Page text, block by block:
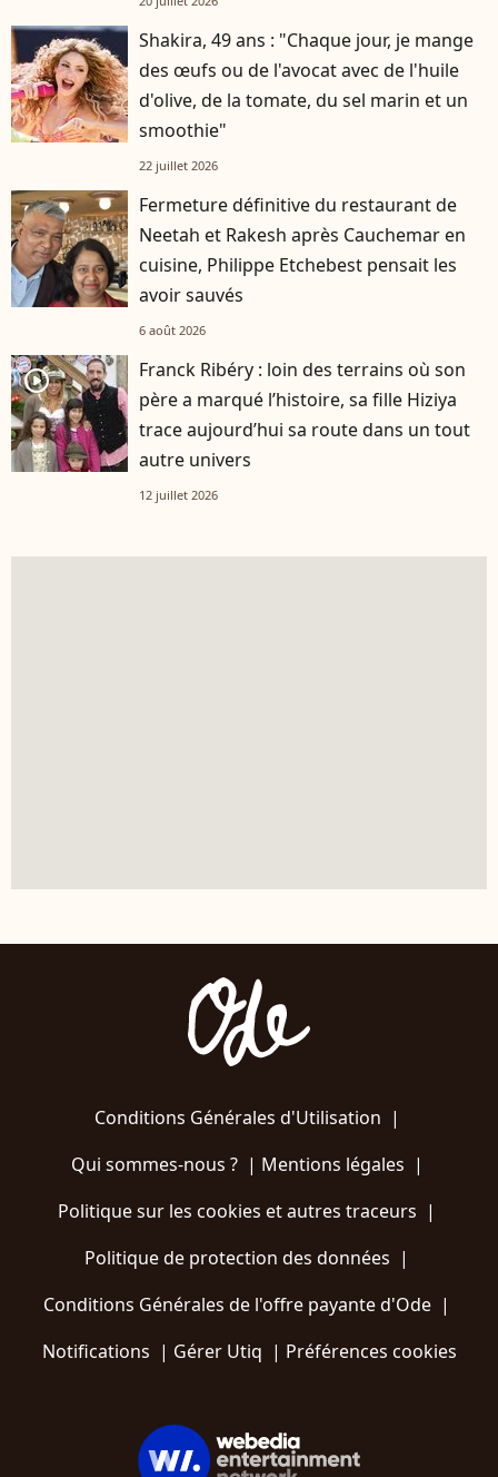
Shakira, 49 ans : "Chaque jour, je mange
des œufs ou de l'avocat avec de l'huile
d'olive, de la tomate, du sel marin et un
smoothie"
22 juillet 2026
Fermeture définitive du restaurant de
Neetah et Rakesh après Cauchemar en
cuisine, Philippe Etchebest pensait les
avoir sauvés
6 août 2026
player2
Franck Ribéry : loin des terrains où son
père a marqué l’histoire, sa fille Hiziya
trace aujourd’hui sa route dans un tout
autre univers
12 juillet 2026
Conditions Générales d'Utilisation |
Qui sommes-nous ?| Mentions légales |
Politique sur les cookies et autres traceurs |
Politique de protection des données |
Conditions Générales de l'offre payante d'Ode |
Notifications | Gérer Utiq | Préférences cookies